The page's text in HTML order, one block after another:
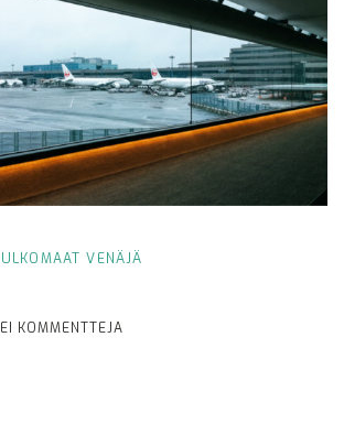
ULKOMAAT VENÄJÄ
EI KOMMENTTEJA